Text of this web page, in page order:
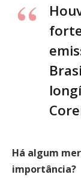
Há algum
importância?